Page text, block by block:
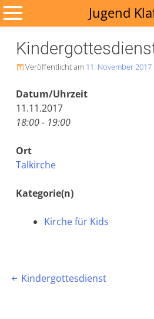
Zum
Inhalt
Jugend
nach:
Veröffentlicht am 11. November 2017
Datum/Uhrzeit
11.11.2017
18:00 - 19:00
Ort
Talkirche
Kategorie(n)
Kirche für Kids
Beitragsnavigation
 Kindergottesdienst